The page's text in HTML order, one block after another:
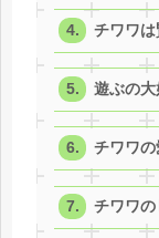
チワワ
遊ぶの
チワワの
チワワ